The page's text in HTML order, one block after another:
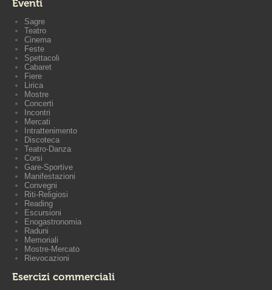
Eventi
Sagre
Teatro
Cinema
Feste
Spettacoli
Cabaret
Fiere
Lirica
Mostre
Concerti
Incontri
Mercati
Intrattenimento
Discoteca
Teatro-Danza
Corsi
Gare-Sportive
Manifestazioni
Convegni
Riti-Religiosi
Reading
Escursioni
Enogastronomia
Raduni
Memoriali
Mostre-Mercato
Rievocazioni
Esercizi commerciali